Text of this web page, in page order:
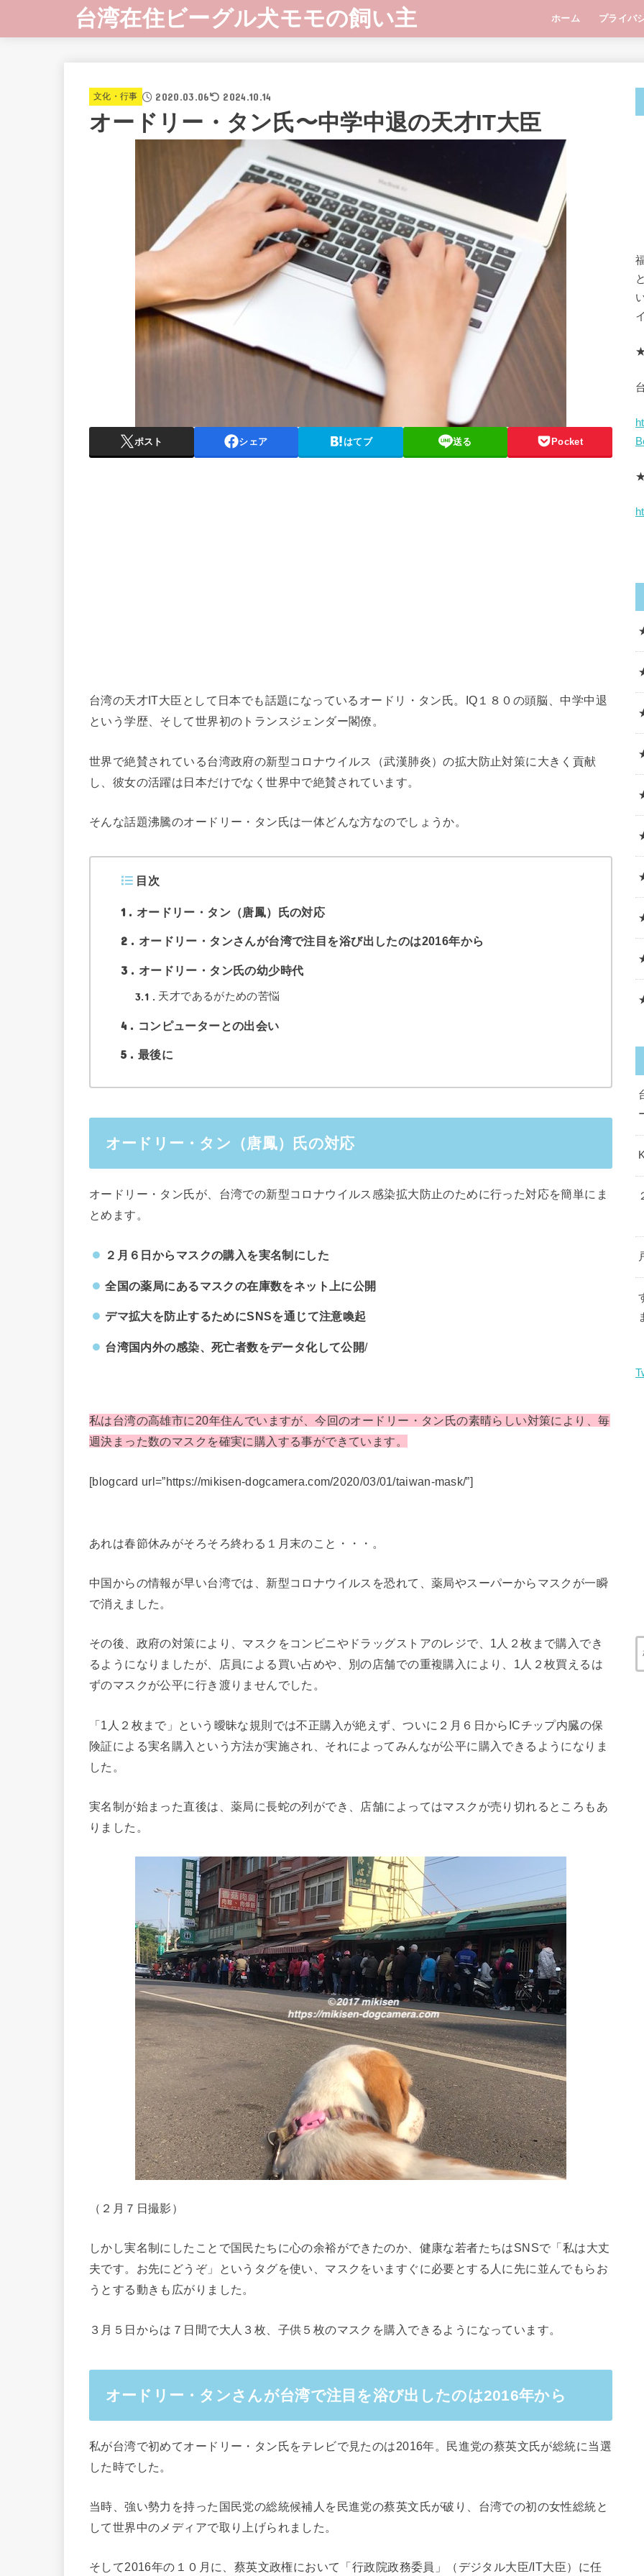
台湾在住ビーグル犬モモの飼い主 ホーム プライバ
文化・行事 2020.03.06 2024.10.14
オードリー・タン氏〜中学中退の天才IT大臣
ポスト シェア はてブ 送る Pocket
台湾の天才IT大臣として日本でも話題になっているオードリ・タン氏。IQ１８０の頭脳、中学中退
という学歴、そして世界初のトランスジェンダー閣僚。
世界で絶賛されている台湾政府の新型コロナウイルス（武漢肺炎）の拡大防止対策に大きく貢献
し、彼女の活躍は日本だけでなく世界中で絶賛されています。
そんな話題沸騰のオードリー・タン氏は一体どんな方なのでしょうか。
目次
1 オードリー・タン（唐鳳）氏の対応
2 オードリー・タンさんが台湾で注目を浴び出したのは2016年から
3 オードリー・タン氏の幼少時代
3.1 天才であるがための苦悩
4 コンピューターとの出会い
5 最後に
オードリー・タン（唐鳳）氏の対応
オードリー・タン氏が、台湾での新型コロナウイルス感染拡大防止のために行った対応を簡単にま
とめます。
２月６日からマスクの購入を実名制にした
全国の薬局にあるマスクの在庫数をネット上に公開
デマ拡大を防止するためにSNSを通じて注意喚起
台湾国内外の感染、死亡者数をデータ化して公開/
私は台湾の高雄市に20年住んでいますが、今回のオードリー・タン氏の素晴らしい対策により、毎
週決まった数のマスクを確実に購入する事ができています。
[blogcard url=”https://mikisen-dogcamera.com/2020/03/01/taiwan-mask/”]
あれは春節休みがそろそろ終わる１月末のこと・・・。
中国からの情報が早い台湾では、新型コロナウイルスを恐れて、薬局やスーパーからマスクが一瞬
で消えました。
その後、政府の対策により、マスクをコンビニやドラッグストアのレジで、1人２枚まで購入でき
るようになりましたが、店員による買い占めや、別の店舗での重複購入により、1人２枚買えるは
ずのマスクが公平に行き渡りませんでした。
「1人２枚まで」という曖昧な規則では不正購入が絶えず、ついに２月６日からICチップ内臓の保
険証による実名購入という方法が実施され、それによってみんなが公平に購入できるようになりま
した。
実名制が始まった直後は、薬局に長蛇の列ができ、店舗によってはマスクが売り切れるところもあ
りました。
（２月７日撮影）
しかし実名制にしたことで国民たちに心の余裕ができたのか、健康な若者たちはSNSで「私は大丈
夫です。お先にどうぞ」というタグを使い、マスクをいますぐに必要とする人に先に並んでもらお
うとする動きも広がりました。
３月５日からは７日間で大人３枚、子供５枚のマスクを購入できるようになっています。
オードリー・タンさんが台湾で注目を浴び出したのは2016年から
私が台湾で初めてオードリー・タン氏をテレビで見たのは2016年。民進党の蔡英文氏が総統に当選
した時でした。
当時、強い勢力を持った国民党の総統候補人を民進党の蔡英文氏が破り、台湾での初の女性総統と
して世界中のメディアで取り上げられました。
そして2016年の１０月に、蔡英文政権において「行政院政務委員」（デジタル大臣/IT大臣）に任